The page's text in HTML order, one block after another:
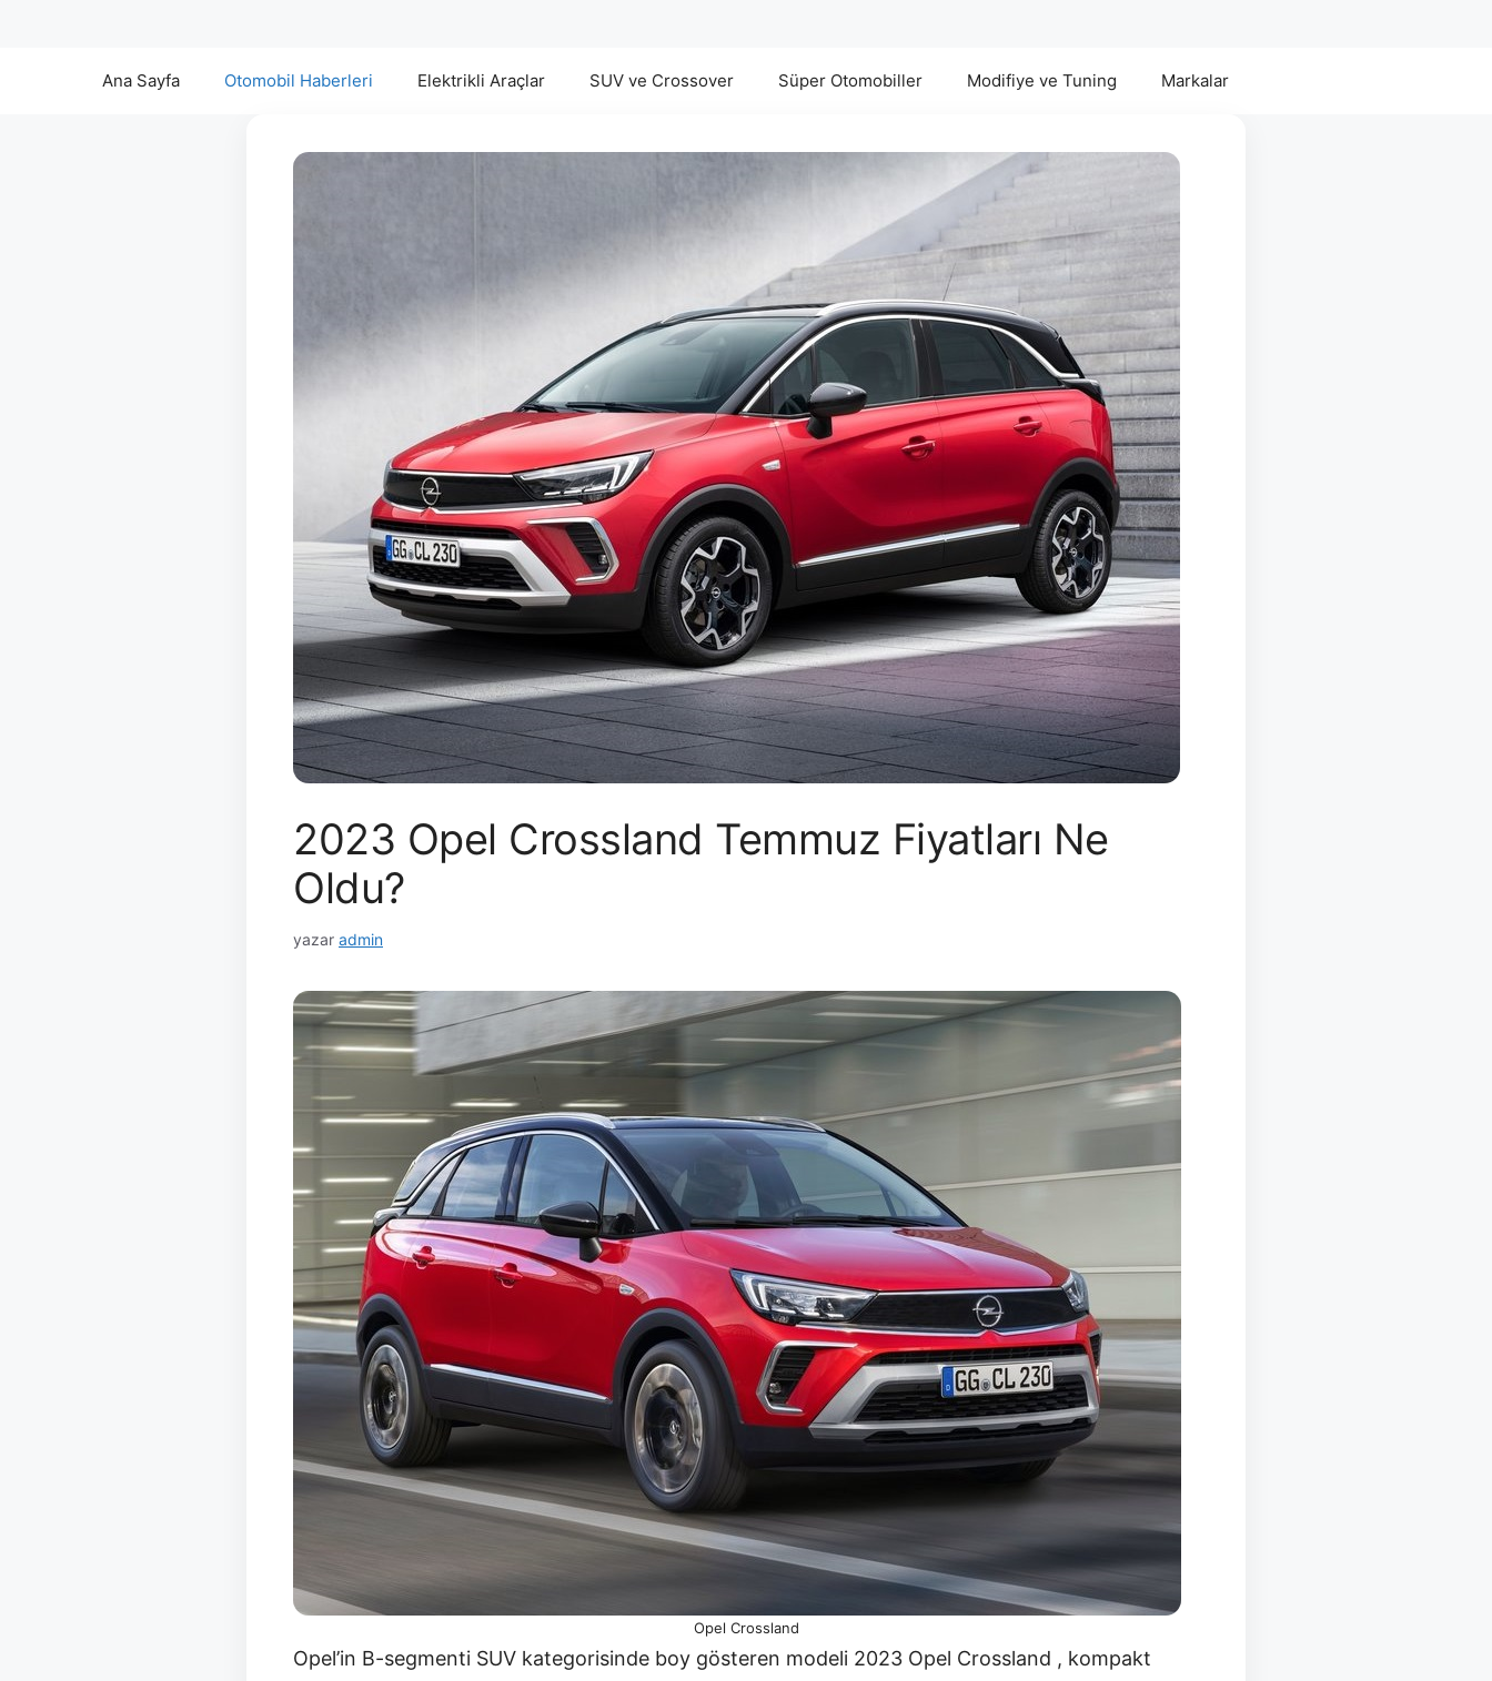
Ana Sayfa Otomobil Haberleri Elektrikli Araçlar SUV ve Crossover Süper Otomobiller Modifiye ve Tuning Markalar
2023 Opel Crossland Temmuz Fiyatları Ne
Oldu?
yazar admin
Opel Crossland
Opel’in B-segmenti SUV kategorisinde boy gösteren modeli 2023 Opel Crossland , kompakt